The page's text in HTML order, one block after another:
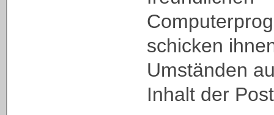
schicken
Umständen
Inhalt der